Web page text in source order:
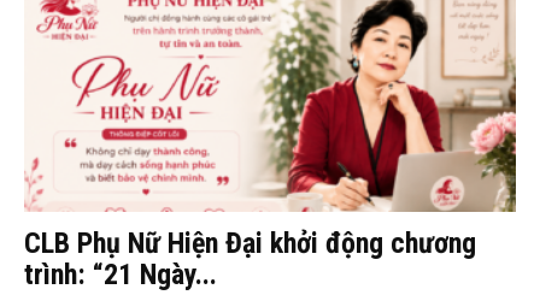
CLB Phụ Nữ Hiện Đại khởi động chương
trình: “21 Ngày...